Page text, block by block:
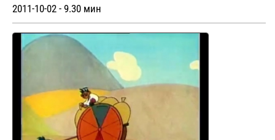
2011-10-02 - 9.30 мин